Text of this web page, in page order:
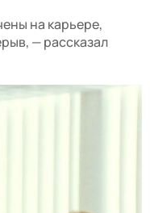
на карьере,
— рассказал